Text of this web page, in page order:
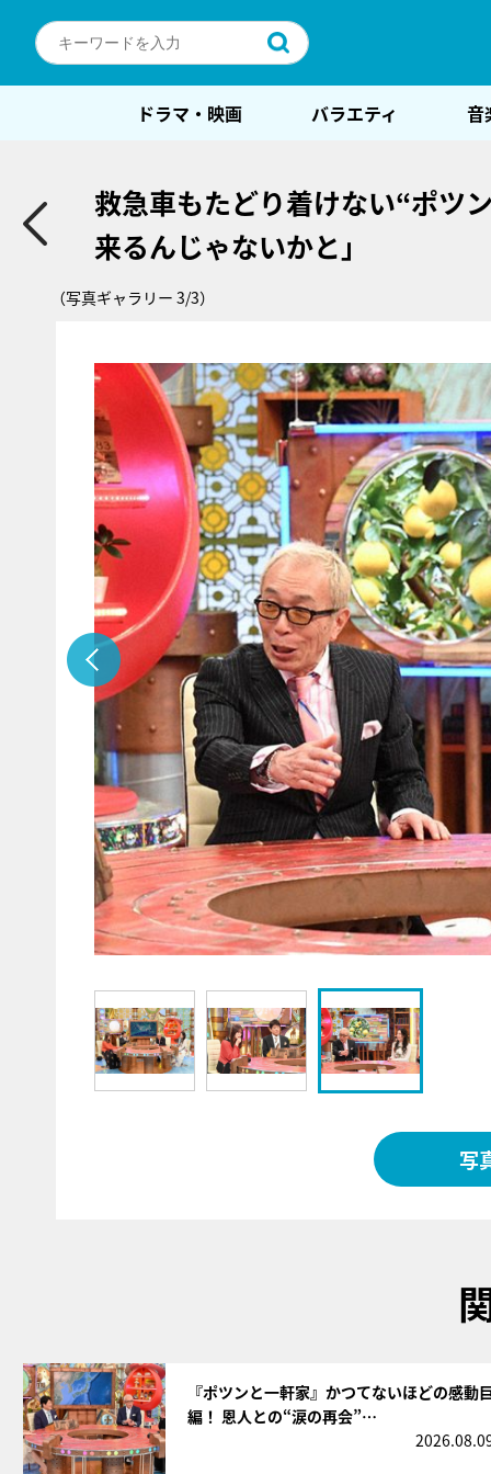
ドラマ・映画 バラエティ 音
救急車もたどり着けない“ポツ
来るんじゃないかと」
（写真ギャラリー 3/3）
写
『ポツンと一軒家』かつてないほどの感動
編！ 恩人との“涙の再会”…